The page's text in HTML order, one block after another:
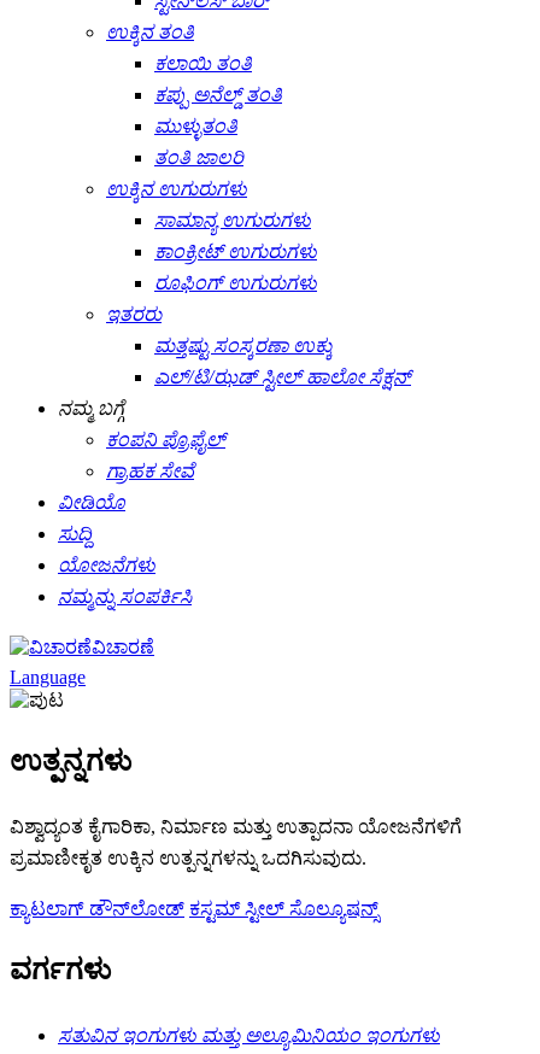
ಉಕ್ಕಿನ ತಂತಿ
ಕಲಾಯಿ ತಂತಿ
ಕಪ್ಪು ಅನೆಲ್ಡ್ ತಂತಿ
ಮುಳ್ಳುತಂತಿ
ತಂತಿ ಜಾಲರಿ
ಉಕ್ಕಿನ ಉಗುರುಗಳು
ಸಾಮಾನ್ಯ ಉಗುರುಗಳು
ಕಾಂಕ್ರೀಟ್ ಉಗುರುಗಳು
ರೂಫಿಂಗ್ ಉಗುರುಗಳು
ಇತರರು
ಮತ್ತಷ್ಟು ಸಂಸ್ಕರಣಾ ಉಕ್ಕು
ಎಲ್/ಟಿ/ಝಡ್ ಸ್ಟೀಲ್ ಹಾಲೋ ಸೆಕ್ಷನ್
ನಮ್ಮ ಬಗ್ಗೆ
ಕಂಪನಿ ಪ್ರೊಫೈಲ್
ಗ್ರಾಹಕ ಸೇವೆ
ವೀಡಿಯೊ
ಸುದ್ದಿ
ಯೋಜನೆಗಳು
ನಮ್ಮನ್ನು ಸಂಪರ್ಕಿಸಿ
ವಿಚಾರಣೆ
Language
ಉತ್ಪನ್ನಗಳು
ವಿಶ್ವಾದ್ಯಂತ ಕೈಗಾರಿಕಾ, ನಿರ್ಮಾಣ ಮತ್ತು ಉತ್ಪಾದನಾ ಯೋಜನೆಗಳಿಗೆ
ಪ್ರಮಾಣೀಕೃತ ಉಕ್ಕಿನ ಉತ್ಪನ್ನಗಳನ್ನು ಒದಗಿಸುವುದು.
ಕ್ಯಾಟಲಾಗ್ ಡೌನ್‌ಲೋಡ್ ಕಸ್ಟಮ್ ಸ್ಟೀಲ್ ಸೊಲ್ಯೂಷನ್ಸ್
ವರ್ಗಗಳು
ಸತುವಿನ ಇಂಗುಗಳು ಮತ್ತು ಅಲ್ಯೂಮಿನಿಯಂ ಇಂಗುಗಳು